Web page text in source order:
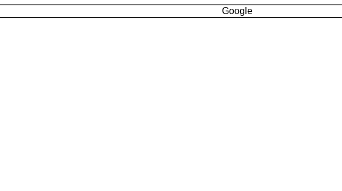
Google